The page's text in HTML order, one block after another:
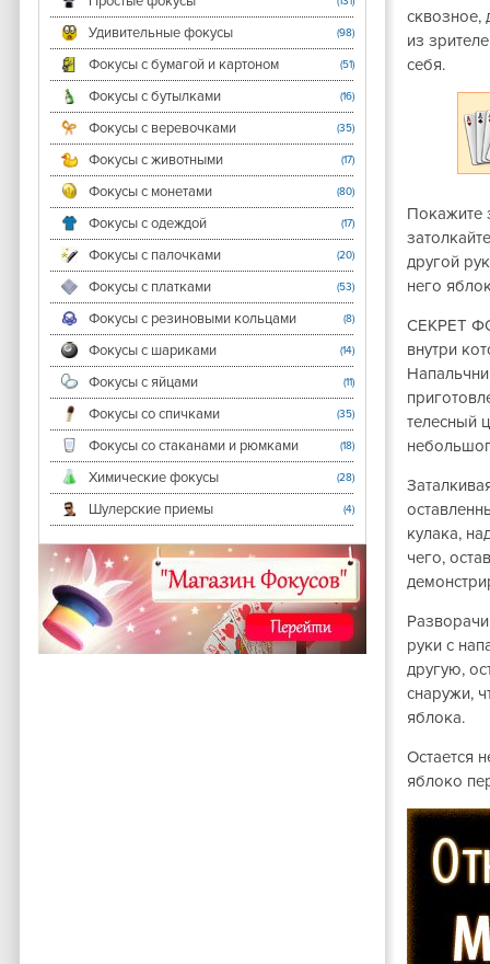
Удивительные фокусы (98)
Фокусы с бумагой и картоном (51)
Фокусы с бутылками (16)
Фокусы с веревочками (35)
Фокусы с животными (17)
Фокусы с монетами (80)
Фокусы с одеждой (17)
Фокусы с палочками (20)
Фокусы с платками (53)
Фокусы с резиновыми кольцами (8)
Фокусы с шариками (14)
Фокусы с яйцами (11)
Фокусы со спичками (35)
Фокусы со стаканами и рюмками (18)
Химические фокусы (28)
Шулерские приемы (4)
сквозное,
из
себя.
Покажите
другой
него
СЕКРЕТ
внутри
телесный
кулака,
чего,
руки с
другую,
снаружи,
яблока.
Остается
яблоко